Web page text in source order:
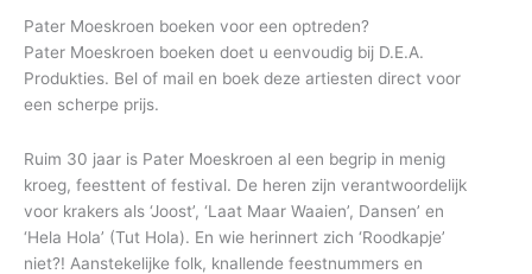
Pater Moeskroen boeken voor een optreden?
Pater Moeskroen boeken doet u eenvoudig bij D.E.A.
Produkties. Bel of mail en boek deze artiesten direct voor
een scherpe prijs.
Ruim 30 jaar is Pater Moeskroen al een begrip in menig
kroeg, feesttent of festival. De heren zijn verantwoordelijk
voor krakers als ‘Joost’, ‘Laat Maar Waaien’, Dansen’ en
‘Hela Hola’ (Tut Hola). En wie herinnert zich ‘Roodkapje’
niet?! Aanstekelijke folk, knallende feestnummers en